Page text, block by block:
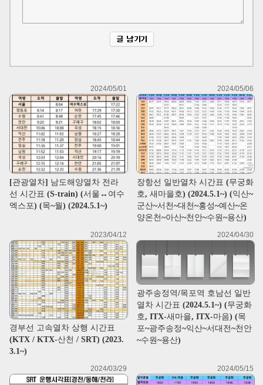
2024/05/01
[관광열차] 남도해양열차 전라
선 시간표 (S-train) (서울↔여수
엑스포) (목~월) (2024.5.1~)
2024/05/06
장항선 일반열차 시간표 (무궁화
호, 새마을호) (2024.5.1~) (익산~
군산~서천~대천~홍성~예산~온
양온천~아산~천안~수원~용산)
2023/04/12
경부선 고속열차 상행 시간표
(KTX / KTX-산천 / SRT) (2023.
3.1~)
2024/04/30
광주송정역/목포역 호남선 일반
열차 시간표 (2024.5.1~) (무궁화
호, ITX-새마을, ITX-마음) (목
포~광주송정~익산~서대전~천안
~수원~용산)
2024/03/29 2024/05/15